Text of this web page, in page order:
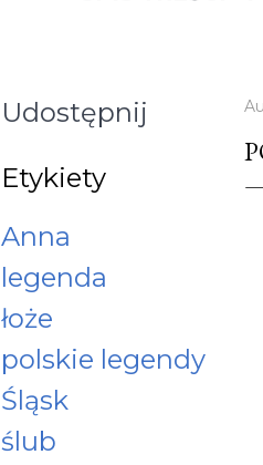
Udostępnij
Etykiety
Anna
legenda
łoże
polskie legendy
Śląsk
ślub